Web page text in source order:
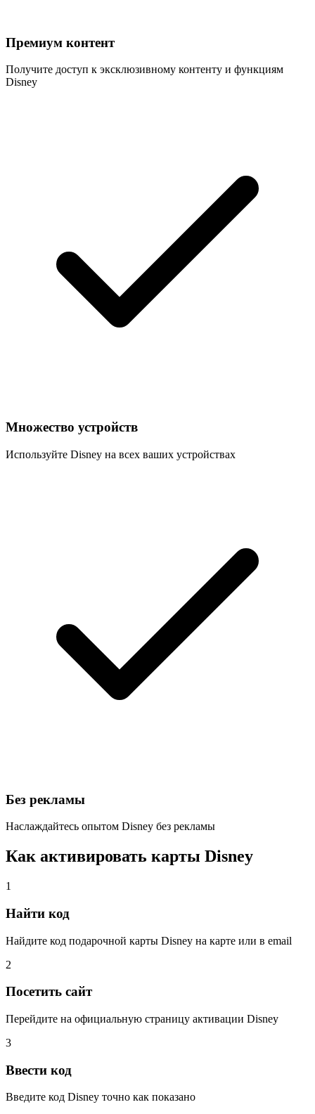
Премиум контент
Получите доступ к эксклюзивному контенту и функциям
Disney
Множество устройств
Используйте Disney на всех ваших устройствах
Без рекламы
Наслаждайтесь опытом Disney без рекламы
Как активировать карты Disney
1
Найти код
Найдите код подарочной карты Disney на карте или в email
2
Посетить сайт
Перейдите на официальную страницу активации Disney
3
Ввести код
Введите код Disney точно как показано